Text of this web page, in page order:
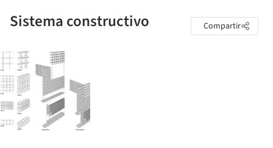
Sistema constructivo Compartir